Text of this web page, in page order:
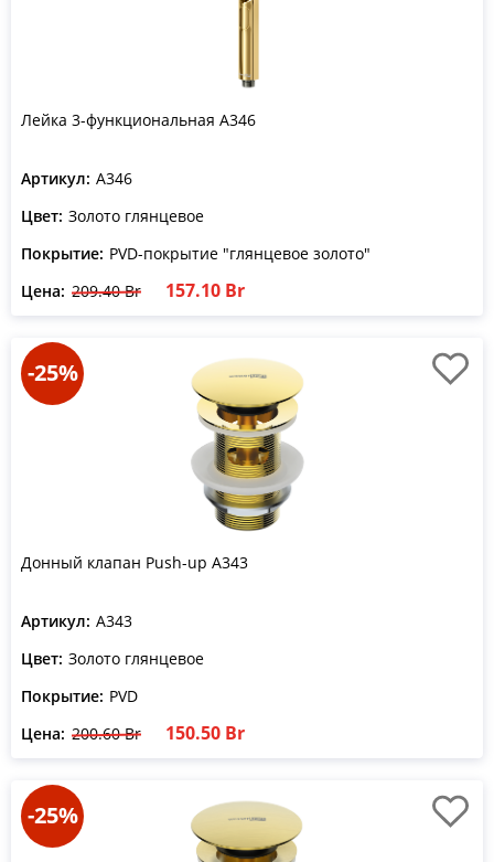
Лейка 3-функциональная A346
Артикул: A346
Цвет: Золото глянцевое
Покрытие: PVD-покрытие "глянцевое золото"
Цена: 209.40 Br 157.10 Br
-25%
Донный клапан Push-up A343
Артикул: A343
Цвет: Золото глянцевое
Покрытие: PVD
Цена: 200.60 Br 150.50 Br
-25%